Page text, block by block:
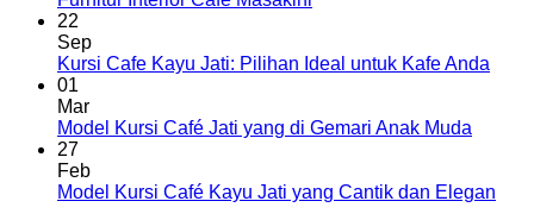
22
Sep
Kursi Cafe Kayu Jati: Pilihan Ideal untuk Kafe Anda
01
Mar
Model Kursi Café Jati yang di Gemari Anak Muda
27
Feb
Model Kursi Café Kayu Jati yang Cantik dan Elegan